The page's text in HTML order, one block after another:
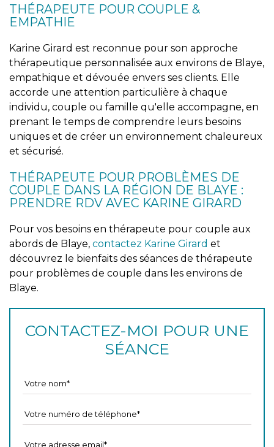
THÉRAPEUTE POUR COUPLE &
EMPATHIE
Karine Girard est reconnue pour son approche
thérapeutique personnalisée aux environs de Blaye,
empathique et dévouée envers ses clients. Elle
accorde une attention particulière à chaque
individu, couple ou famille qu'elle accompagne, en
prenant le temps de comprendre leurs besoins
uniques et de créer un environnement chaleureux
et sécurisé.
THÉRAPEUTE POUR PROBLÈMES DE
COUPLE DANS LA RÉGION DE BLAYE :
PRENDRE RDV AVEC KARINE GIRARD
Pour vos besoins en thérapeute pour couple aux
abords de Blaye, contactez Karine Girard et
découvrez le bienfaits des séances de thérapeute
pour problèmes de couple dans les environs de
Blaye.
CONTACTEZ-MOI POUR UNE
SÉANCE